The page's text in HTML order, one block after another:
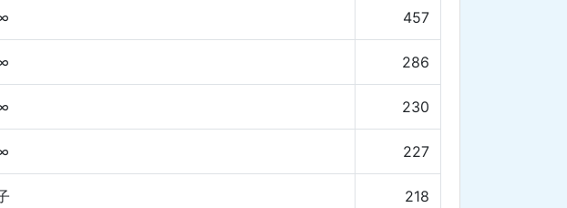
457
286
230
227
218